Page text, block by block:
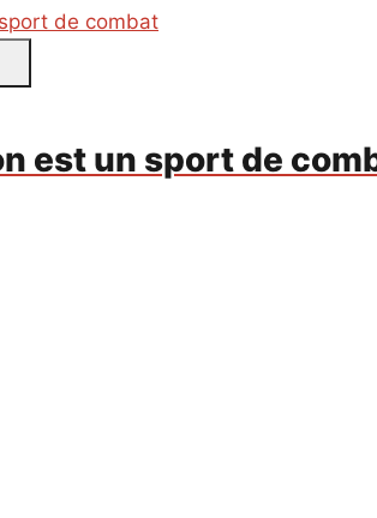
est un sport de